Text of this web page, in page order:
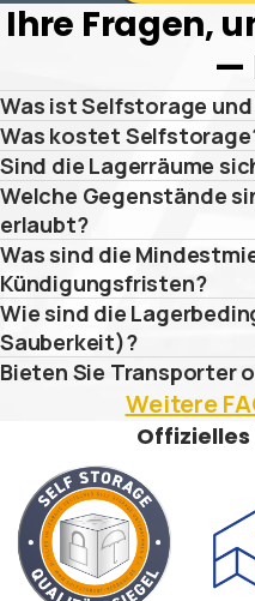
Ihre Fragen,
—
Was ist Selfstorage
Was kostet
Sind die Lagerräume
Welche Gegenstände
erlaubt?
Was sind die
Kündigungsfristen?
Wie sind die
Sauberkeit)?
Bieten Sie Transporter
Weitere